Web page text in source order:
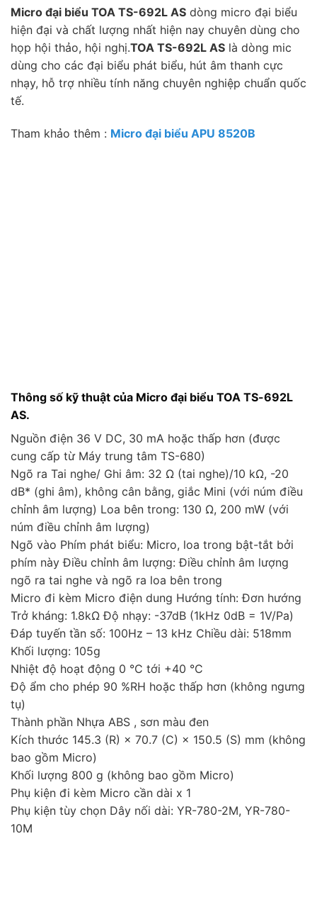
Micro đại biểu TOA TS-692L AS dòng micro đại biểu
hiện đại và chất lượng nhất hiện nay chuyên dùng cho
họp hội thảo, hội nghị.TOA TS-692L AS là dòng mic
dùng cho các đại biểu phát biểu, hút âm thanh cực
nhạy, hỗ trợ nhiều tính năng chuyên nghiệp chuẩn quốc
tế.
Tham khảo thêm : Micro đại biểu APU 8520B
Thông số kỹ thuật của Micro đại biểu TOA TS-692L
AS.
Nguồn điện 36 V DC, 30 mA hoặc thấp hơn (được
cung cấp từ Máy trung tâm TS-680)
Ngõ ra Tai nghe/ Ghi âm: 32 Ω (tai nghe)/10 kΩ, -20
dB* (ghi âm), không cân bằng, giắc Mini (với núm điều
chỉnh âm lượng) Loa bên trong: 130 Ω, 200 mW (với
núm điều chỉnh âm lượng)
Ngõ vào Phím phát biểu: Micro, loa trong bật-tắt bởi
phím này Điều chỉnh âm lượng: Điều chỉnh âm lượng
ngõ ra tai nghe và ngõ ra loa bên trong
Micro đi kèm Micro điện dung Hướng tính: Đơn hướng
Trở kháng: 1.8kΩ Độ nhạy: -37dB (1kHz 0dB = 1V/Pa)
Đáp tuyến tần số: 100Hz – 13 kHz Chiều dài: 518mm
Khối lượng: 105g
Nhiệt độ hoạt động 0 °C tới +40 °C
Độ ẩm cho phép 90 %RH hoặc thấp hơn (không ngưng
tụ)
Thành phần Nhựa ABS , sơn màu đen
Kích thước 145.3 (R) × 70.7 (C) × 150.5 (S) mm (không
bao gồm Micro)
Khối lượng 800 g (không bao gồm Micro)
Phụ kiện đi kèm Micro cần dài x 1
Phụ kiện tùy chọn Dây nối dài: YR-780-2M, YR-780-
10M